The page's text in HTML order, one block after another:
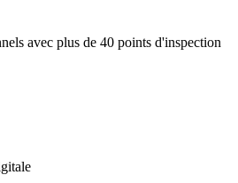
avec plus de 40 points d'inspection